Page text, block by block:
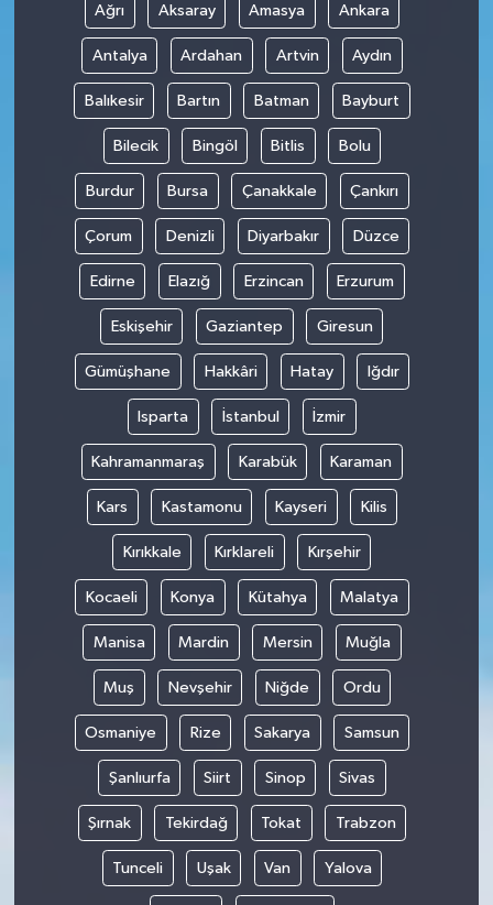
Ağrı Aksaray Amasya Ankara
Antalya Ardahan Artvin Aydın
Balıkesir Bartın Batman Bayburt
Bilecik Bingöl Bitlis Bolu
Burdur Bursa Çanakkale Çankırı
Çorum Denizli Diyarbakır Düzce
Edirne Elazığ Erzincan Erzurum
Eskişehir Gaziantep Giresun
Gümüşhane Hakkâri Hatay Iğdır
Isparta İstanbul İzmir
Kahramanmaraş Karabük Karaman
Kars Kastamonu Kayseri Kilis
Kırıkkale Kırklareli Kırşehir
Kocaeli Konya Kütahya Malatya
Manisa Mardin Mersin Muğla
Muş Nevşehir Niğde Ordu
Osmaniye Rize Sakarya Samsun
Şanlıurfa Siirt Sinop Sivas
Şırnak Tekirdağ Tokat Trabzon
Tunceli Uşak Van Yalova